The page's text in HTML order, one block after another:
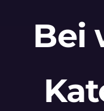
Bei